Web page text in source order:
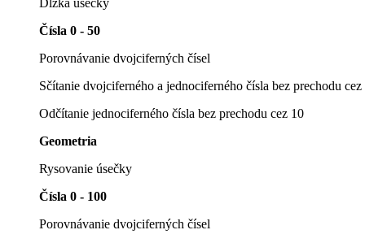
Čísla 0 - 50
Porovnávanie dvojciferných čísel
Sčítanie dvojciferného a jednociferného čísla bez prechodu cez
Odčítanie jednociferného čísla bez prechodu cez 10
Geometria
Rysovanie úsečky
Čísla 0 - 100
Porovnávanie dvojciferných čísel